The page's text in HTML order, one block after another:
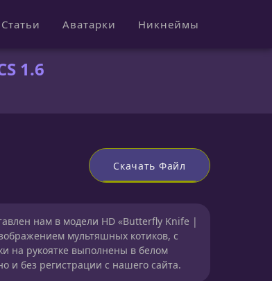
Статьи Аватарки Никнеймы
1.6
Скачать Файл
нам в модели HD «Butterfly Knife |
мультяшных котиков, с
на рукоятке выполнены в белом
и без регистрации с нашего сайта.